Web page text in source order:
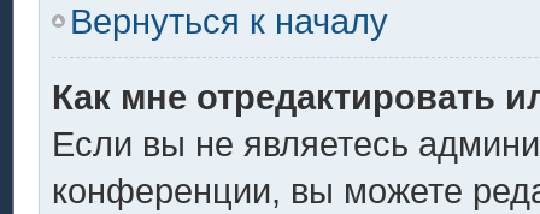
Вернуться к началу
Как мне отредактировать
Если вы не являетесь
конференции, вы можете